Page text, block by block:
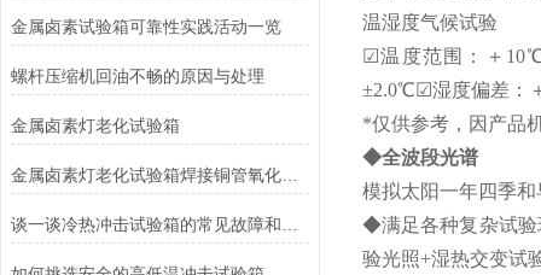
金属卤素试验箱可靠性实践活动一览
螺杆压缩机回油不畅的原因与处理
金属卤素灯老化试验箱
金属卤素灯老化试验箱焊接铜管氧化皮过多的危害与分析
温湿度气候试验
☑温度范围：＋
±2.0℃☑湿度偏差：
*仅供参考，因产品
◆全波段光谱
模拟太阳一年四季
◆满足各种复杂试验
验光照+湿热交变试